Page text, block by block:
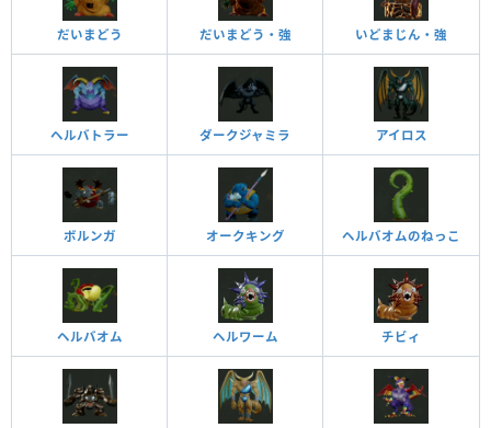
だいまどう だいまどう・強 いどまじん・強
ヘルバトラー ダークジャミラ アイロス
ボルンガ オークキング ヘルバオムのねっこ
ヘルバオム ヘルワーム チビィ